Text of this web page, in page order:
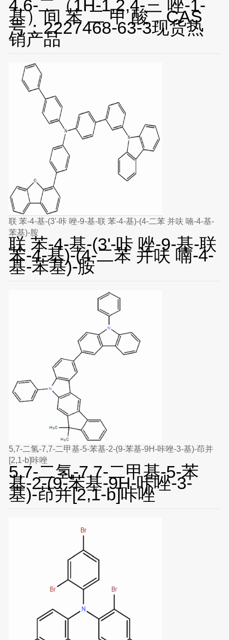
4,6-二（1H-1,2,4-三 唑-1-
基）间 苯 二 甲 酸，CAS
号：2227468-63-3现货热
销产品
联 苯-4-基-(3'-咔 唑-9-基-联 苯-4-基)-(4-二苯 并呋 喃-4-基-
苯基)-胺
联 苯-4-基-(3'-咔 唑-9-基-联
苯-4-基)-(4-二苯 并呋 喃-4-
基-苯基)-胺
5,7-二氢-7,7-二甲基-5-苯基-2-(9-苯基-9H-咔唑-3-基)-茚并
[2,1-b]咔唑
5,7-二氢-7,7-二甲基-5-苯
基-2-(9-苯基-9H-咔唑-3-
基)-茚并[2,1-b]咔唑